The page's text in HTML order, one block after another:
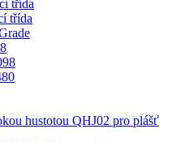
třída
třída
hustotou QHJ02 pro plášť